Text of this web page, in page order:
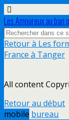
Les Amoureux au ban
Retour à Les
France à Tanger
All content
Retour au début
mobile bureau